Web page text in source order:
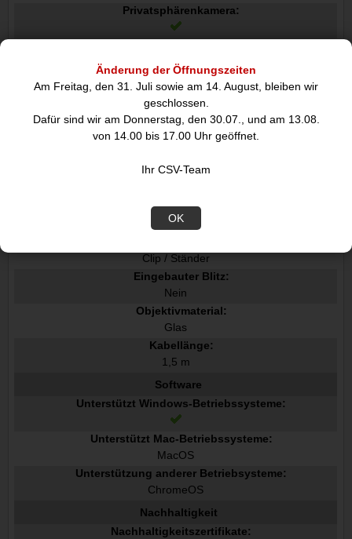
Änderung der Öffnungszeiten
Am Freitag, den 31. Juli sowie am 14. August, bleiben wir
geschlossen.
Dafür sind wir am Donnerstag, den 30.07., und am 13.08.
von 14.00 bis 17.00 Uhr geöffnet.
Ihr CSV-Team
OK
Privatsphärenkamera:
Webcam-Abdeckung
Kameraobjektivelemente:
4-Element-Objektiv
Diagonales Blickfeld:
58°
Schnittstelle:
Produktfarbe:
Graphit
Clip / Ständer
Eingebauter Blitz:
Nein
Objektivmaterial:
Glas
Kabellänge:
1,5 m
Software
Unterstützt Windows-Betriebssysteme:
Unterstützt Mac-Betriebssysteme:
MacOS
Unterstützung anderer Betriebsysteme:
ChromeOS
Nachhaltigkeit
Nachhaltigkeitszertifikate: